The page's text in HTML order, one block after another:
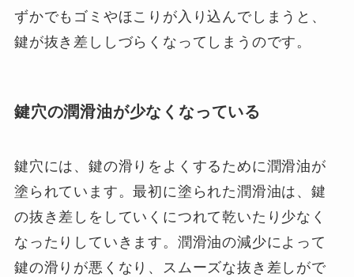
ずかでもゴミやほこりが入り込んでしまうと、
鍵が抜き差ししづらくなってしまうのです。
鍵穴の潤滑油が少なくなっている
鍵穴には、鍵の滑りをよくするために潤滑油が
塗られています。最初に塗られた潤滑油は、鍵
の抜き差しをしていくにつれて乾いたり少なく
なったりしていきます。潤滑油の減少によって
鍵の滑りが悪くなり、スムーズな抜き差しがで